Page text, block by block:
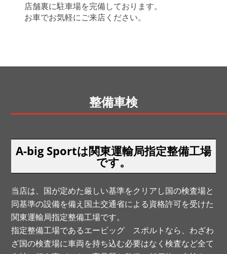
店舗裏に駐車場を完備しております。
お車でお気軽にご来店ください。
整備車検
A-big Sportは関東運輸局指定整備工場
です。
当店は、国が定めた厳しい基準をクリアし国の検査場と
同基準の設備を備え国土交通省による資格許可を受けた
関東運輸局指定整備工場です。
指定整備工場であるエービッグ スポルトなら、わざわ
ざ国の検査場に車両を持ち込む必要はなく検査など全て